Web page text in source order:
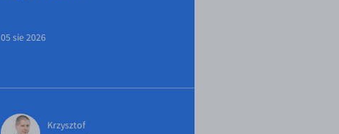
05 sie 2026
Krzysztof